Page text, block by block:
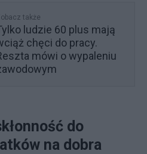
także
ludzie 60 plus mają
chęci do pracy.
mówi o wypaleniu
do
na dobra